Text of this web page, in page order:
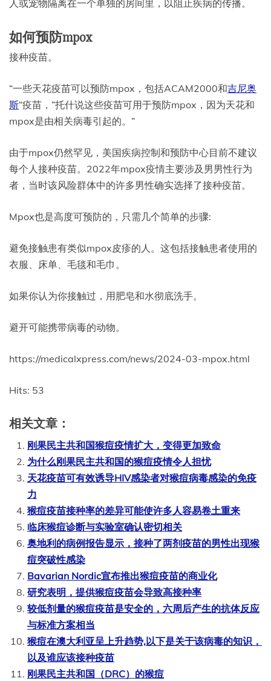
人或宠物隔离在一个单独的房间里，以阻止疾病的传播。
如何预防mpox
接种疫苗。
“一些天花疫苗可以预防mpox，包括ACAM2000和吉尼奥
斯“疫苗，”托什说这些疫苗可用于预防mpox，因为天花和
mpox是由相关病毒引起的。”
由于mpox仍然罕见，美国疾病控制和预防中心目前不建议
每个人接种疫苗。2022年mpox疫情主要涉及男男性行为
者，当时该风险群体中的许多男性确实选择了接种疫苗。
Mpox也是高度可预防的，只需几个简单的步骤:
避免接触患有类似mpox皮疹的人。这包括接触患者使用的
衣服、床单、毛毯和毛巾。
如果你认为你接触过，用肥皂和水彻底洗手。
避开可能携带病毒的动物。
https://medicalxpress.com/news/2024-03-mpox.html
Hits: 53
相关文章：
刚果民主共和国猴痘疫情扩大，变得更加致命
为什么刚果民主共和国的猴痘疫情令人担忧
天花疫苗可有效诱导HIV感染者对猴痘病毒感染的免疫
力
猴痘疫苗接种率的差异可能使许多人容易卷土重来
临床猴痘诊断与实验室确认密切相关
奥地利的病例报告显示，接种了两剂疫苗的男性出现猴
痘突破性感染
Bavarian Nordic宣布推出猴痘疫苗的商业化
研究表明，提供猴痘疫苗会导致高接种率
较低剂量的猴痘疫苗是安全的，六周后产生的抗体反应
与标准方案相当
猴痘在澳大利亚呈上升趋势,以下是关于该病毒的知识，
以及谁应该接种疫苗
刚果民主共和国（DRC）的猴痘